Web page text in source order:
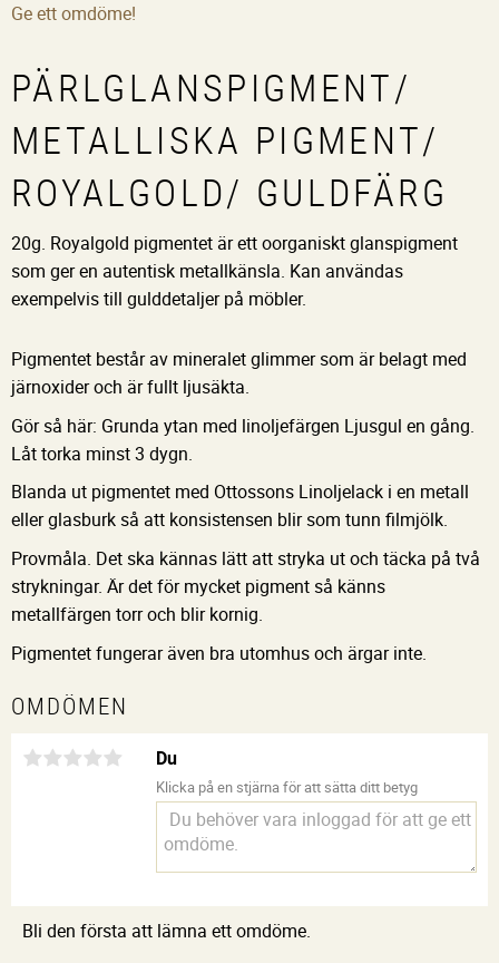
Ge ett omdöme!
PÄRLGLANSPIGMENT/
METALLISKA PIGMENT/
ROYALGOLD/ GULDFÄRG
20g. Royalgold pigmentet är ett oorganiskt glanspigment
som ger en autentisk metallkänsla. Kan användas
exempelvis till gulddetaljer på möbler.
Pigmentet består av mineralet glimmer som är belagt med
järnoxider och är fullt ljusäkta.
Gör så här: Grunda ytan med linoljefärgen Ljusgul en gång.
Låt torka minst 3 dygn.
Blanda ut pigmentet med Ottossons Linoljelack i en metall
eller glasburk så att konsistensen blir som tunn filmjölk.
Provmåla. Det ska kännas lätt att stryka ut och täcka på två
strykningar. Är det för mycket pigment så känns
metallfärgen torr och blir kornig.
Pigmentet fungerar även bra utomhus och ärgar inte.
OMDÖMEN
Du
Klicka på en stjärna för att sätta ditt betyg
Bli den första att lämna ett omdöme.